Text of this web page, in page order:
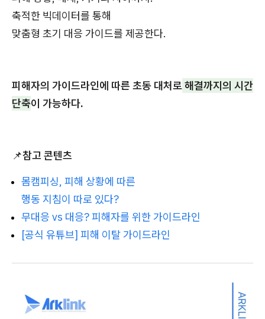
축적한 빅데이터를 통해
맞춤형 초기 대응 가이드를 제공한다.
피해자의 가이드라인에 따른 초동 대처로해결까지의 시간
단축이 가능하다.
📌참고 콘텐츠
몸캠피싱, 피해 상황에 따른
행동 지침이 따로 있다?
무대응 vs 대응? 피해자를 위한 가이드라인
[공식 유튜브] 피해 이탈 가이드라인